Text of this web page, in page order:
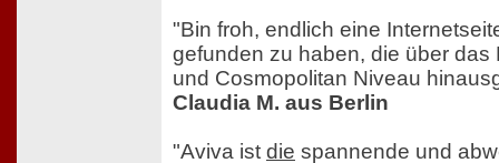
"Bin froh, endlich eine
gefunden zu haben, die über das
und Cosmopolitan Niveau
Claudia M. aus Berlin
"Aviva ist die spannende und